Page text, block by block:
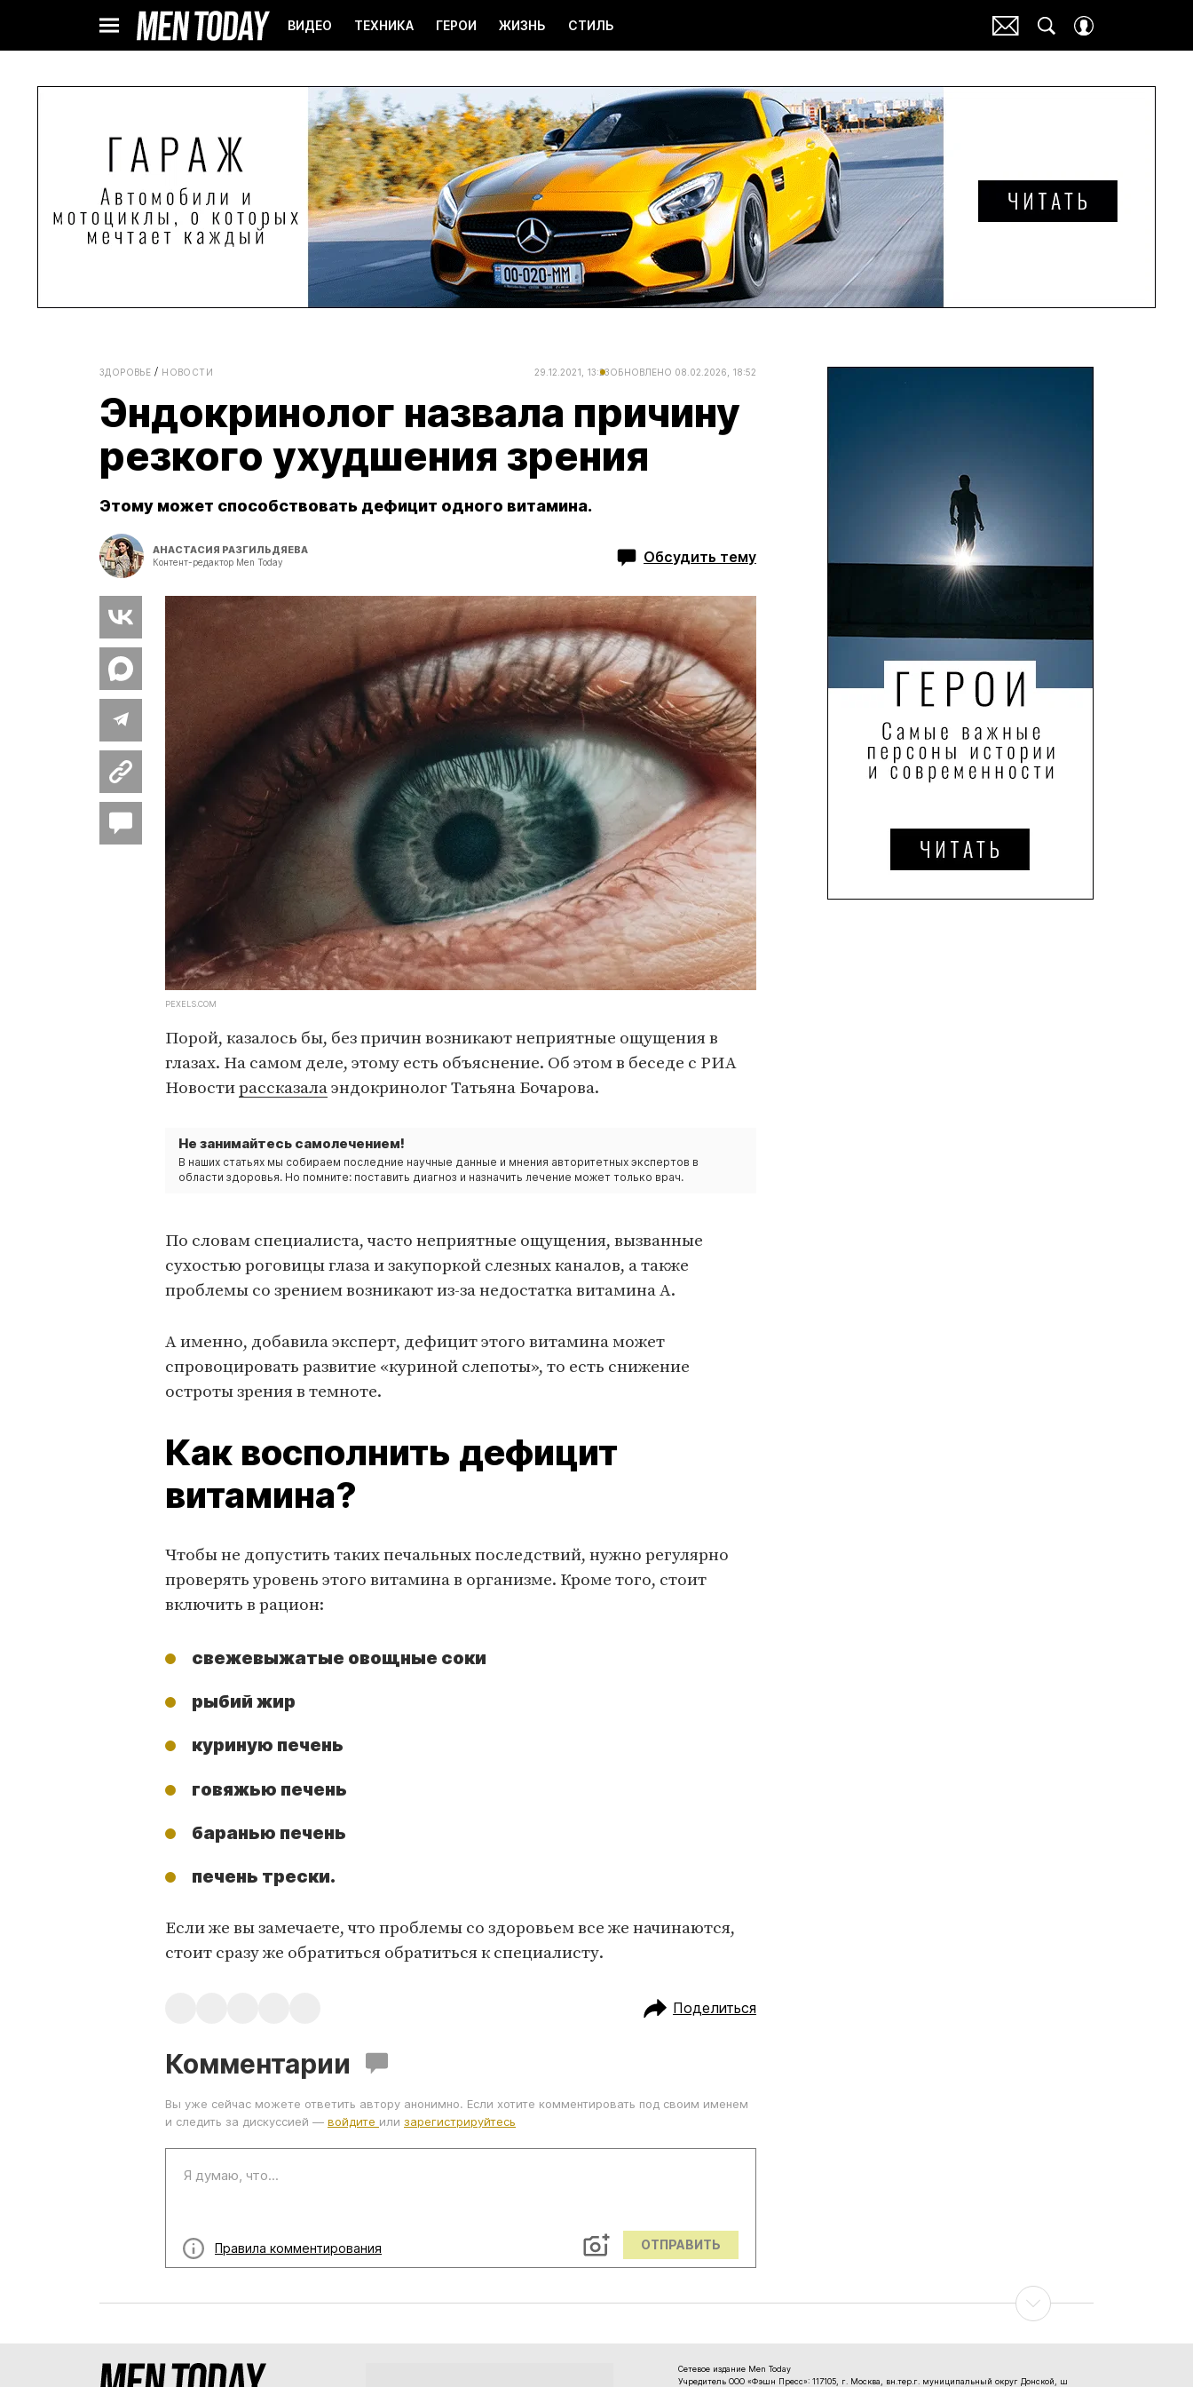
ВИДЕО ТЕХНИКА ГЕРОИ ЖИЗНЬ СТИЛЬ
ЗДОРОВЬЕ НОВОСТИ 29.12.2021, 13:23ОБНОВЛЕНО 08.02.2026, 18:52
Эндокринолог назвала причину
резкого ухудшения зрения
Этому может способствовать дефицит одного витамина.
АНАСТАСИЯ РАЗГИЛЬДЯЕВА
Контент-редактор Men Today Обсудить тему
PEXELS.COM
Порой, казалось бы, без причин возникают неприятные ощущения в
глазах. На самом деле, этому есть объяснение. Об этом в беседе с РИА
Новостирассказалаэндокринолог Татьяна Бочарова.
Не занимайтесь самолечением!
В наших статьях мы собираем последние научные данные и мнения авторитетных экспертов в
области здоровья. Но помните: поставить диагноз и назначить лечение может только врач.
По словам специалиста, часто неприятные ощущения, вызванные
сухостью роговицы глаза и закупоркой слезных каналов, а также
проблемы со зрением возникают из-за недостатка витамина А.
А именно, добавила эксперт, дефицит этого витамина может
спровоцировать развитие «куриной слепоты», то есть снижение
остроты зрения в темноте.
Как восполнить дефицит
витамина?
Чтобы не допустить таких печальных последствий, нужно регулярно
проверять уровень этого витамина в организме. Кроме того, стоит
включить в рацион:
свежевыжатые овощные соки
рыбий жир
куриную печень
говяжью печень
баранью печень
печень трески.
Если же вы замечаете, что проблемы со здоровьем все же начинаются,
стоит сразу же обратиться обратиться к специалисту.
Поделиться
Комментарии
Вы уже сейчас можете ответить автору анонимно. Если хотите комментировать под своим именем
и следить за дискуссией — войдите или зарегистрируйтесь
Правила комментирования ОТПРАВИТЬ
Сетевое издание Men Today
Учредитель ООО «Фэшн Пресс»: 117105, г. Москва, вн.тер.г. муниципальный округ Донской, ш